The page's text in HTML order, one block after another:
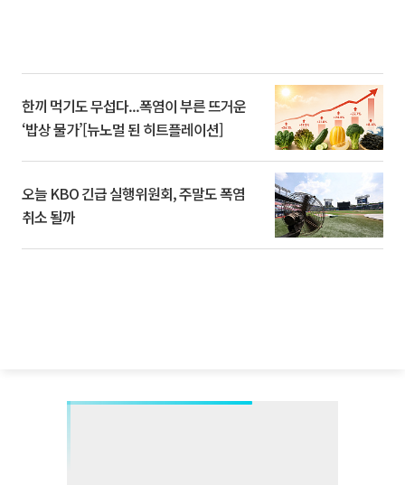
한끼 먹기도 무섭다...폭염이 부른 뜨거운
‘밥상 물가’[뉴노멀 된 히트플레이션]
오늘 KBO 긴급 실행위원회, 주말도 폭염
취소 될까